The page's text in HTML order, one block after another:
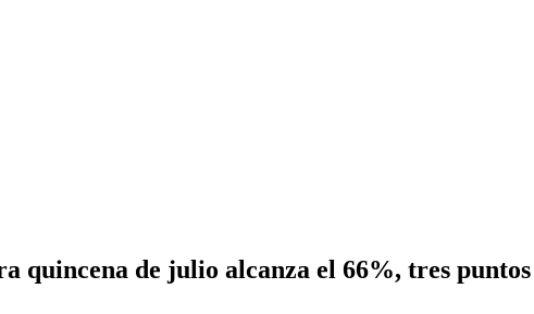
de julio alcanza el 66%, tres puntos